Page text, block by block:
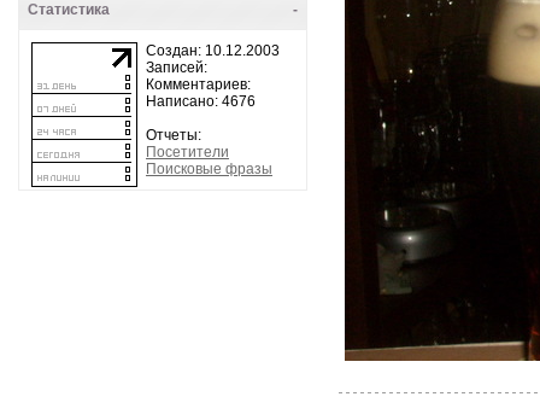
-
Статистика
Создан: 10.12.2003
Записей:
Комментариев:
Написано: 4676
Отчеты:
Посетители
Поисковые фразы